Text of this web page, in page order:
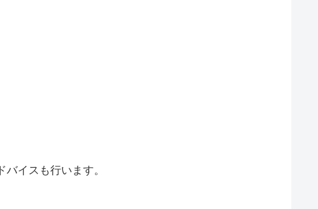
イスも行います。